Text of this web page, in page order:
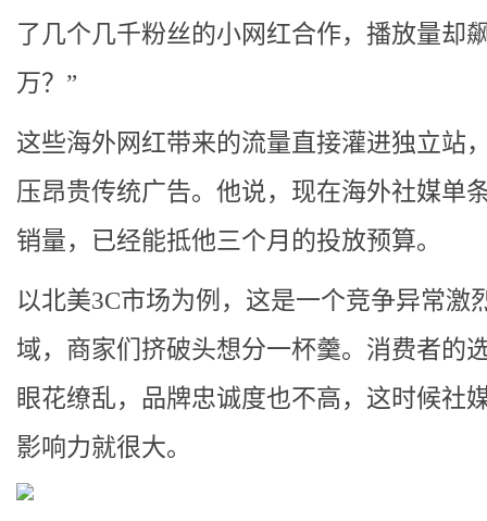
了几个几千粉丝的小网红合作，播放量却
万？”
这些海外网红带来的流量直接灌进独立站
压昂贵传统广告。他说，现在海外社媒单
销量，已经能抵他三个月的投放预算。
以北美3C市场为例，这是一个竞争异常激
域，商家们挤破头想分一杯羹。消费者的
眼花缭乱，品牌忠诚度也不高，这时候社
影响力就很大。